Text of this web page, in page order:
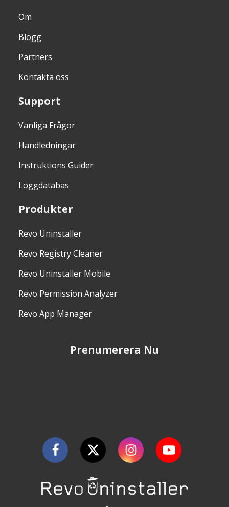
Om
Blogg
Partners
Kontakta oss
Support
Vanliga Frågor
Handledningar
Instruktions Guider
Loggdatabas
Produkter
Revo Uninstaller
Revo Registry Cleaner
Revo Uninstaller Mobile
Revo Permission Analyzer
Revo App Manager
Prenumerera Nu